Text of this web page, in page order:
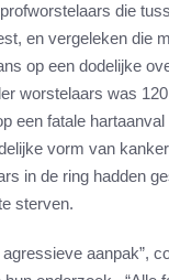
die
en vergeleken die
op een dodelijke
worstelaars was
een fatale
vorm van
in de ring hadden
sterven.
aanpak”,